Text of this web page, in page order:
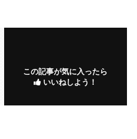
この記事が気に入ったら
いいねしよう！